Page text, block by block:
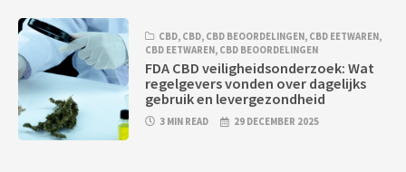
CBD, CBD, CBD BEOORDELINGEN, CBD EETWAREN,
CBD EETWAREN, CBD BEOORDELINGEN
FDA CBD veiligheidsonderzoek: Wat
regelgevers vonden over dagelijks
gebruik en levergezondheid
3 MIN READ 29 DECEMBER 2025